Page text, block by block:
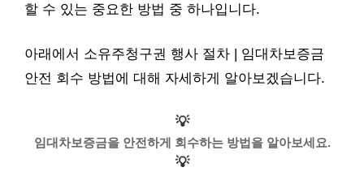
할 수 있는 중요한 방법 중 하나입니다.
아래에서 소유주청구권 행사 절차 | 임대차보증금
안전 회수 방법에 대해 자세하게 알아보겠습니다.
💡
임대차보증금을 안전하게 회수하는 방법을 알아보세요.
💡